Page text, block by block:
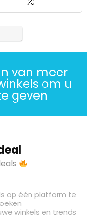
van meer
om u
geven
op één platform te
winkels en trends